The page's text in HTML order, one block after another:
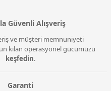
Güvenli Alışveriş
ve müşteri memnuniyeti
kılan operasyonel gücümüzü
keşfedin.
Garanti